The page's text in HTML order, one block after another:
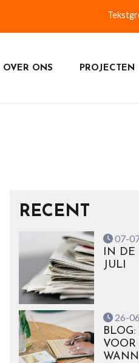
OVER ONS PROJECTEN
RECENT
07-
IN DE
JULI
26-
VOOR